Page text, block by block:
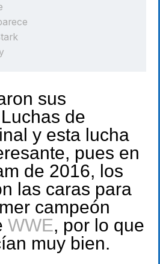
sus
de
y esta lucha
pues en
de 2016, los
las caras para
campeón
WWE, por lo que
muy bien.